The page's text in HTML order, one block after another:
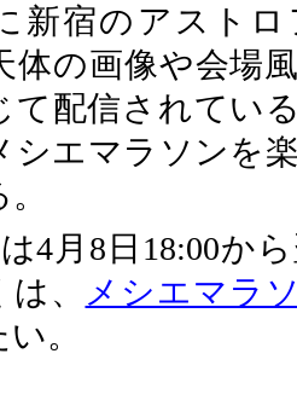
新宿のアスト
体の画像や会場
て配信されてい
シエマラソンを
4月8日18:00か
、
メシエマラ
。